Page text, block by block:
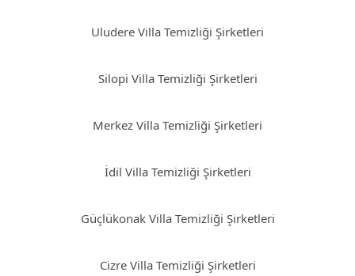
Uludere Villa Temizliği Şirketleri
Silopi Villa Temizliği Şirketleri
Merkez Villa Temizliği Şirketleri
İdil Villa Temizliği Şirketleri
Güçlükonak Villa Temizliği Şirketleri
Cizre Villa Temizliği Şirketleri